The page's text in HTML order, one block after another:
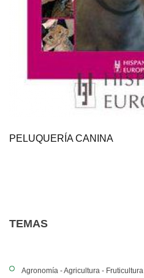
TEMAS
Agronomía - Agricultura - Fruticultura
PELUQUERÍA CANINA